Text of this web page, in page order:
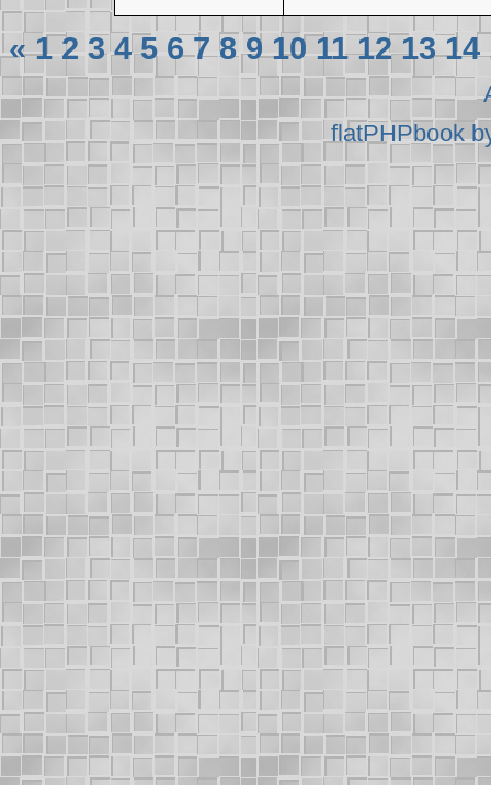
« 1 2 3 4 5 6 7 8 9 10 11 12 13 14
flatPHPbook